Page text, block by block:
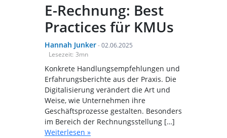
E-Rechnung: Best
Practices für KMUs
Hannah Junker - 02.06.2025
Lesezeit: 3mn
Konkrete Handlungsempfehlungen und
Erfahrungsberichte aus der Praxis. Die
Digitalisierung verändert die Art und
Weise, wie Unternehmen ihre
Geschäftsprozesse gestalten. Besonders
im Bereich der Rechnungsstellung […]
Weiterlesen »